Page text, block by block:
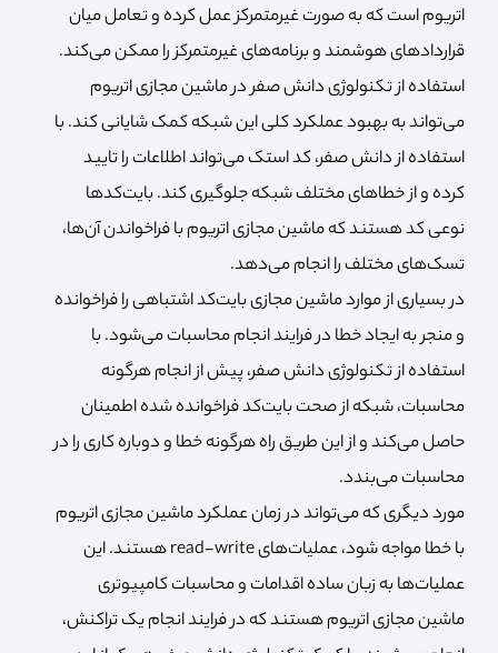
اتریوم است که به صورت غیرمتمرکز عمل کرده و تعامل میان
قراردادهای هوشمند و برنامه‌های غیرمتمرکز را ممکن می‌کند.
استفاده از تکنولوژی دانش صفر در ماشین مجازی اتریوم
می‌تواند به بهبود عملکرد کلی این شبکه کمک شایانی کند. با
استفاده از دانش صفر، کد استک می‌تواند اطلاعات را تایید
کرده و از خطاهای مختلف شبکه جلوگیری کند. بایت‌کدها
نوعی کد هستند که ماشین مجازی اتریوم با فراخواندن آن‌ها،
تسک‌های مختلف را انجام می‌دهد.
در بسیاری از موارد ماشین مجازی بایت‌کد اشتباهی را فراخوانده
و منجر به ایجاد خطا در فرایند انجام محاسبات می‌شود. با
استفاده از تکنولوژی دانش صفر، پیش از انجام هرگونه
محاسبات، شبکه از صحت بایت‌کد فراخوانده شده اطمینان
حاصل می‌کند و از این طریق راه هرگونه خطا و دوباره کاری را در
محاسبات می‌بندد.
مورد دیگری که می‌تواند در زمان عملکرد ماشین مجازی اتریوم
با خطا مواجه شود، عملیات‌های read-write هستند. این
عملیات‌ها به زبان ساده اقدامات و محاسبات کامپیوتری
ماشین مجازی اتریوم هستند که در فرایند انجام یک تراکنش،